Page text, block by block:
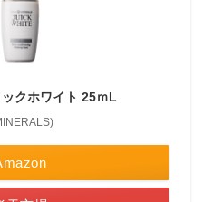
クホワイト 25ｍL